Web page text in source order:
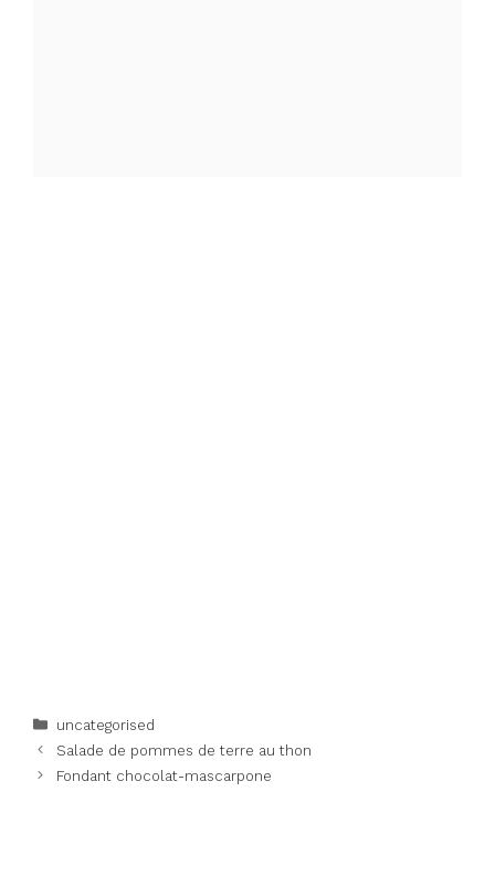
Categories
uncategorised
Salade de pommes de terre au thon
Fondant chocolat-mascarpone